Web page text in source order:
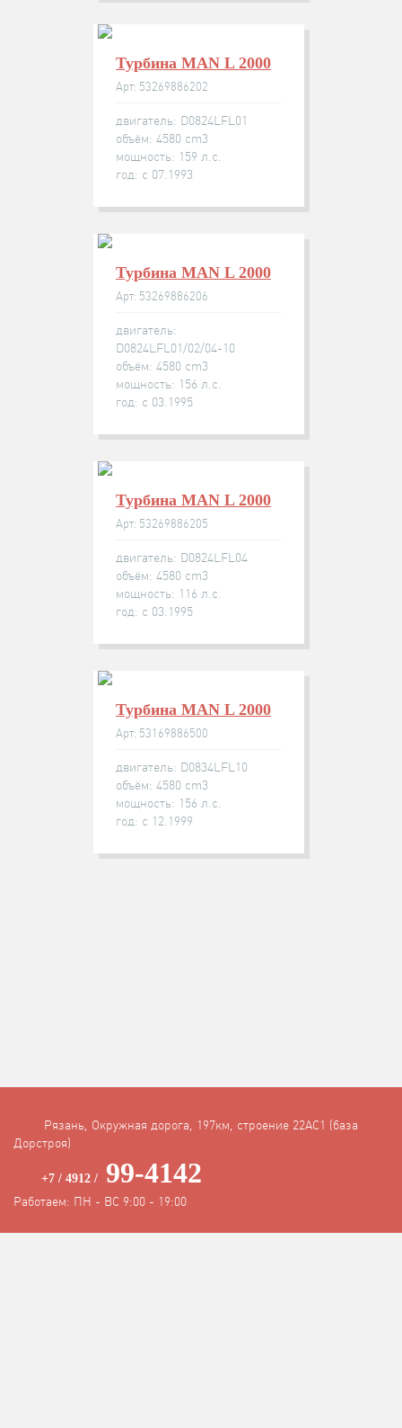
Турбина MAN L 2000
Арт: 53269886202
двигатель: D0824LFL01
объём: 4580 cm3
мощность: 159 л.с.
год: с 07.1993
Турбина MAN L 2000
Арт: 53269886206
двигатель:
D0824LFL01/02/04-10
объём: 4580 cm3
мощность: 156 л.с.
год: с 03.1995
Турбина MAN L 2000
Арт: 53269886205
двигатель: D0824LFL04
объём: 4580 cm3
мощность: 116 л.с.
год: с 03.1995
Турбина MAN L 2000
Арт: 53169886500
двигатель: D0834LFL10
объём: 4580 cm3
мощность: 156 л.с.
год: с 12.1999
Рязань, Окружная дорога, 197км, строение 22АC1 (база
Дорстроя)
+7 / 4912 / 99-4142
Работаем: ПН - ВС 9:00 - 19:00